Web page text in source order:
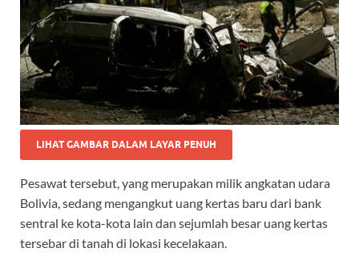
LIHAT GAMBAR DALAM LAYAR PENUH
Pesawat tersebut, yang merupakan milik angkatan udara
Bolivia, sedang mengangkut uang kertas baru dari bank
sentral ke kota-kota lain dan sejumlah besar uang kertas
tersebar di tanah di lokasi kecelakaan.